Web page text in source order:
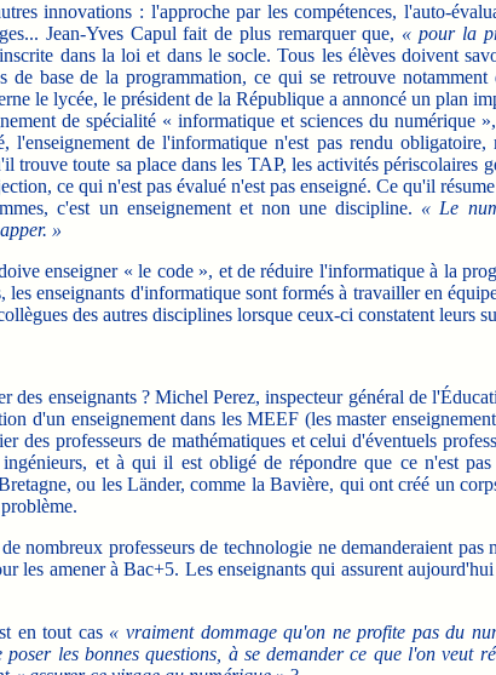
innovations : l'approche par les compétences, l'auto-
Jean-Yves Capul fait de plus remarquer que, « pour la
dans la loi et dans le socle. Tous les élèves doivent
de base de la programmation, ce qui se retrouve notamment
le lycée, le président de la République a annoncé un plan
de spécialité « informatique et sciences du numérique
l'enseignement de l'informatique n'est pas rendu obligatoire,
toute sa place dans les TAP, les activités périscolaires
ce qui n'est pas évalué n'est pas enseigné. Ce qu'il
c'est un enseignement et non une discipline. « Le
»
enseigner « le code », et de réduire l'informatique à la
enseignants d'informatique sont formés à travailler en
des autres disciplines lorsque ceux-ci constatent leurs
des enseignants ? Michel Perez, inspecteur général de
d'un enseignement dans les MEEF (les master
professeurs de mathématiques et celui d'éventuels
et à qui il est obligé de répondre que ce n'est
ou les Länder, comme la Bavière, qui ont créé un
professeurs de technologie ne demanderaient
les amener à Bac+5. Les enseignants qui assurent
en tout cas « vraiment dommage qu'on ne profite pas du
les bonnes questions, à se demander ce que l'on veut